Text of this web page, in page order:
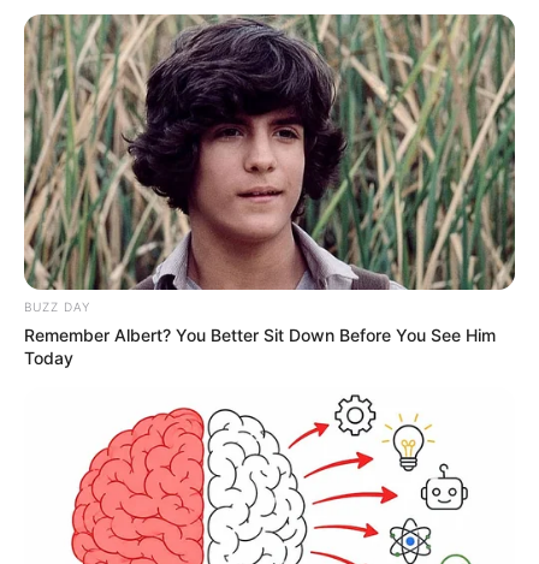
BUZZ DAY
Remember Albert? You Better Sit Down Before You See Him
Today